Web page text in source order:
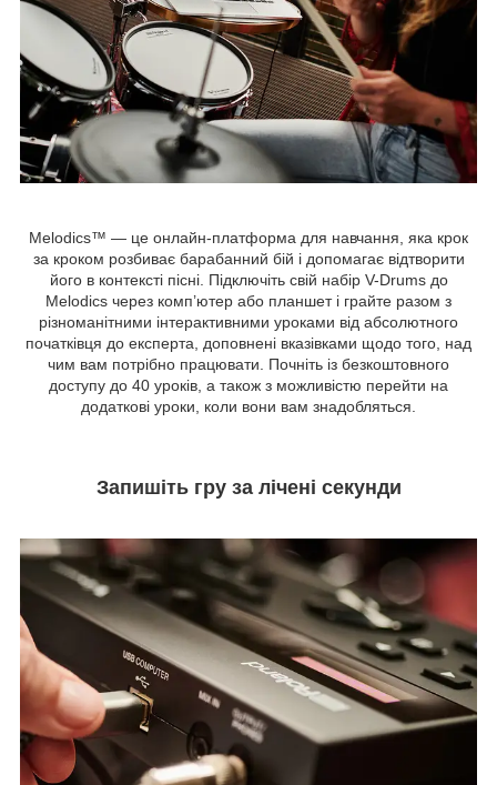
Melodics™ — це онлайн-платформа для навчання, яка крок
за кроком розбиває барабанний бій і допомагає відтворити
його в контексті пісні. Підключіть свій набір V-Drums до
Melodics через комп’ютер або планшет і грайте разом з
різноманітними інтерактивними уроками від абсолютного
початківця до експерта, доповнені вказівками щодо того, над
чим вам потрібно працювати. Почніть із безкоштовного
доступу до 40 уроків, а також з можливістю перейти на
додаткові уроки, коли вони вам знадобляться.
Запишіть гру за лічені секунди